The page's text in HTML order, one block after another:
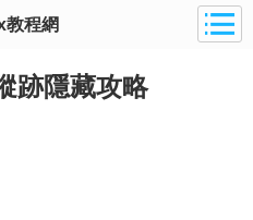
教程網
跡隱藏攻略